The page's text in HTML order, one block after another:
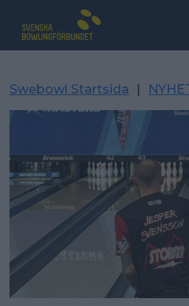
Swebowl Startsida |